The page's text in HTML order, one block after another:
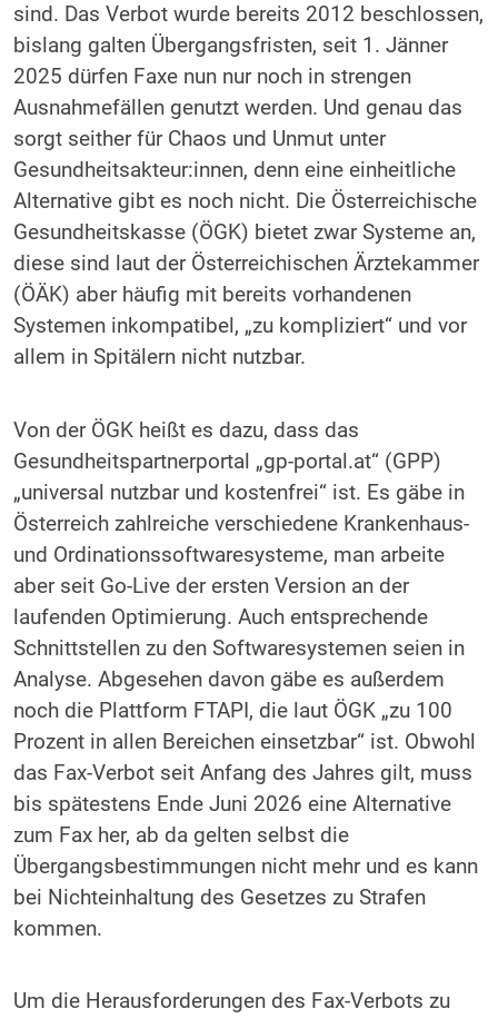
sind. Das Verbot wurde bereits 2012 beschlossen,
bislang galten Übergangsfristen, seit 1. Jänner
2025 dürfen Faxe nun nur noch in strengen
Ausnahmefällen genutzt werden. Und genau das
sorgt seither für Chaos und Unmut unter
Gesundheitsakteur:innen, denn eine einheitliche
Alternative gibt es noch nicht. Die Österreichische
Gesundheitskasse (ÖGK) bietet zwar Systeme an,
diese sind laut der Österreichischen Ärztekammer
(ÖÄK) aber häufig mit bereits vorhandenen
Systemen inkompatibel, „zu kompliziert“ und vor
allem in Spitälern nicht nutzbar.
Von der ÖGK heißt es dazu, dass das
Gesundheitspartnerportal „gp-portal.at“ (GPP)
„universal nutzbar und kostenfrei“ ist. Es gäbe in
Österreich zahlreiche verschiedene Krankenhaus-
und Ordinationssoftwaresysteme, man arbeite
aber seit Go-Live der ersten Version an der
laufenden Optimierung. Auch entsprechende
Schnittstellen zu den Softwaresystemen seien in
Analyse. Abgesehen davon gäbe es außerdem
noch die Plattform FTAPI, die laut ÖGK „zu 100
Prozent in allen Bereichen einsetzbar“ ist. Obwohl
das Fax-Verbot seit Anfang des Jahres gilt, muss
bis spätestens Ende Juni 2026 eine Alternative
zum Fax her, ab da gelten selbst die
Übergangsbestimmungen nicht mehr und es kann
bei Nichteinhaltung des Gesetzes zu Strafen
kommen.
Um die Herausforderungen des Fax-Verbots zu